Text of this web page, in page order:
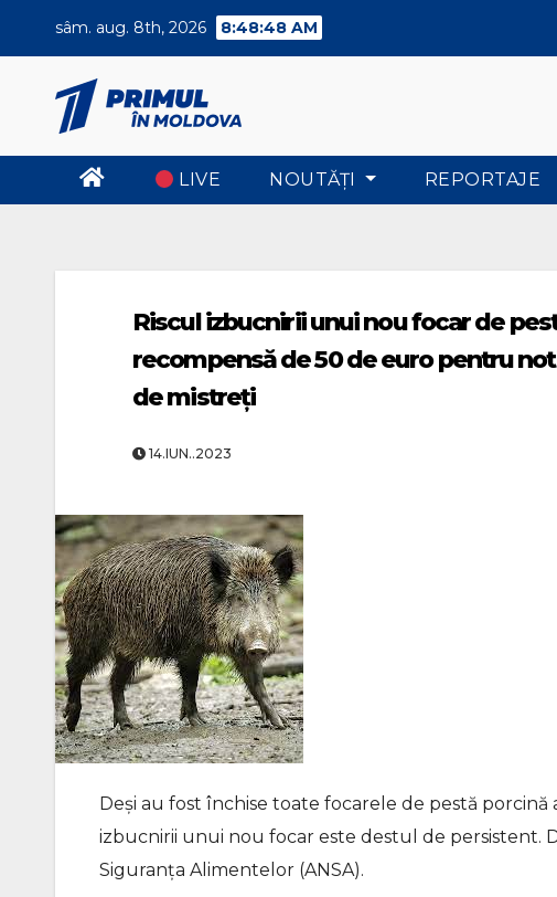
sâm. aug. 8th, 2026 8:48:49 AM
LIVE NOUTĂŢI REPORTAJE
Riscul izbucnirii unui nou focar de
recompensă de 50 de euro pentru
de mistreți
14.IUN..2023
Deși au fost închise toate focarele de pestă
izbucnirii unui nou focar este destul de persistent.
Siguranța Alimentelor (ANSA).